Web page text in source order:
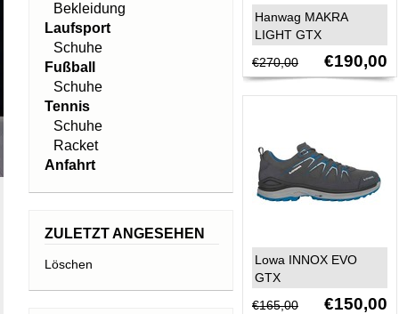
Hanwag MAKRA
LIGHT GTX
€270,00
€190,00
Lowa INNOX EVO
GTX
€165,00
€150,00
Bekleidung
Laufsport
Schuhe
Fußball
Schuhe
Tennis
Schuhe
Racket
Anfahrt
ZULETZT ANGESEHEN
Löschen